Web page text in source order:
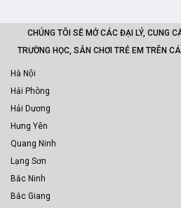
CHÚNG TÔI SẼ MỞ CÁC ĐẠI LÝ, CUNG
TRƯỜNG HỌC, SÂN CHƠI TRẺ EM TRÊN
Hà Nội
Hải Phòng
Hải Dương
Hưng Yên
Quang Ninh
Lạng Sơn
Bắc Ninh
Bắc Giang